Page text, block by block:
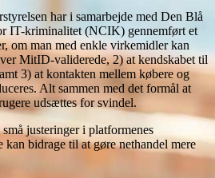
har i samarbejde med Den Blå
IT-kriminalitet (NCIK) gennemført et
om man med enkle virkemidler kan
MitID-validerede, 2) at kendskabet til
3) at kontakten mellem købere og
Alt sammen med det formål at
udsættes for svindel.
justeringer i platformenes
bidrage til at gøre nethandel mere